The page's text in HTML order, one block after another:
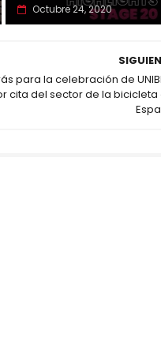
Octubre 24, 2020
para la celebración de
cita del sector de la bicicleta